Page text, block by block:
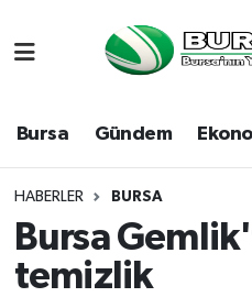
Bursa Gündem
HABERLER BURSA
Bursa
temizlik
Bursa
Dünya
Eğitim
Hava Durumu
Namaz Vakitleri
Trafik Durumu